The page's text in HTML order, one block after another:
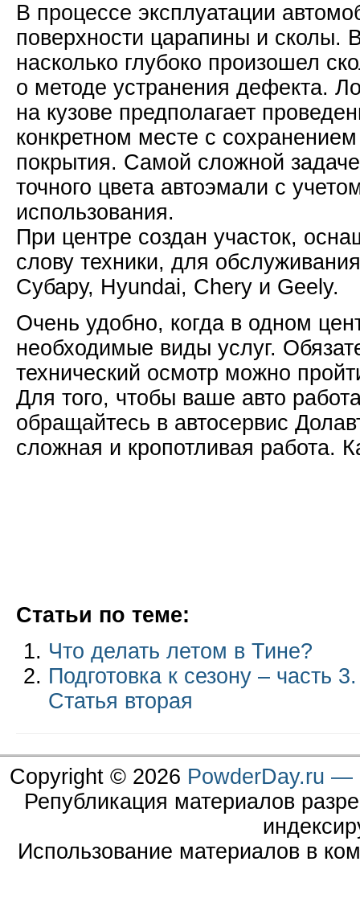
В процессе эксплуатации
поверхности царапины и сколы.
насколько глубоко произошел
о методе устранения дефекта.
на кузове предполагает
конкретном месте с
покрытия. Самой сложной
точного цвета автоэмали с
использования.
При центре создан участок,
слову техники, для
Субару, Hyundai, Chery и Geely.
Очень удобно, когда в одном
необходимые виды услуг.
технический осмотр можно
Для того, чтобы ваше авто
обращайтесь в автосервис
сложная и кропотливая работа.
Статьи по теме:
Что делать летом в Тине?
Подготовка к сезону – часть
Статья вторая
Copyright © 2026 PowderDay.ru —
Републикация материалов
Использование материалов в